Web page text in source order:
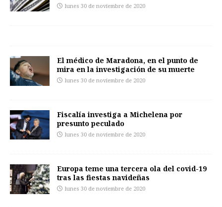
lunes 30 de noviembre de 2020
El médico de Maradona, en el punto de
mira en la investigación de su muerte
lunes 30 de noviembre de 2020
Fiscalía investiga a Michelena por
presunto peculado
lunes 30 de noviembre de 2020
Europa teme una tercera ola del covid-19
tras las fiestas navideñas
lunes 30 de noviembre de 2020